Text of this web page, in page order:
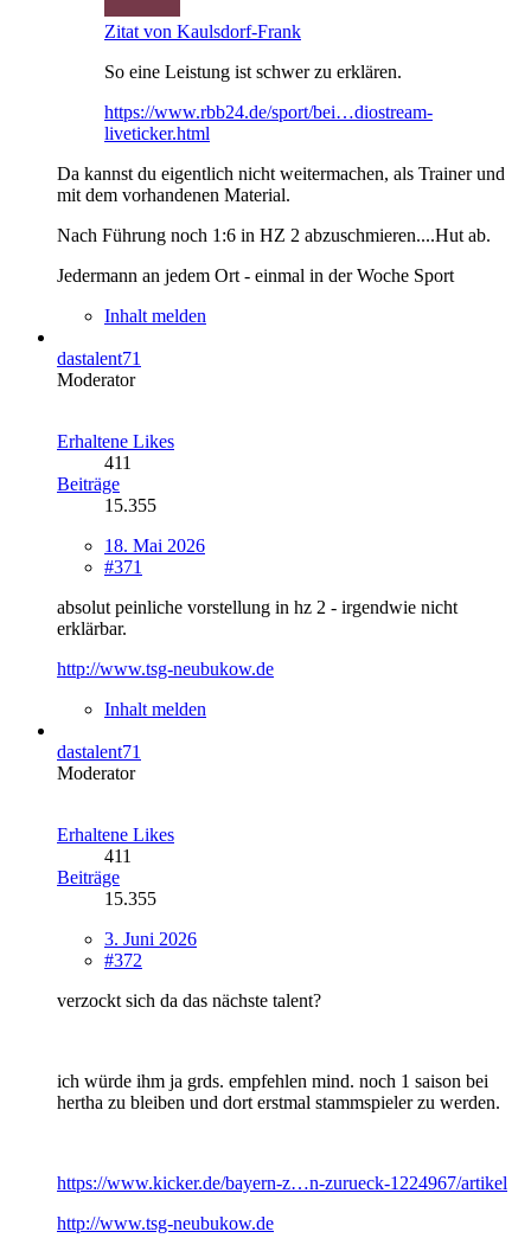
Zitat von Kaulsdorf-Frank
So eine Leistung ist schwer zu erklären.
https://www.rbb24.de/sport/bei…diostream-
liveticker.html
Da kannst du eigentlich nicht weitermachen, als Trainer und
mit dem vorhandenen Material.
Nach Führung noch 1:6 in HZ 2 abzuschmieren....Hut ab.
Jedermann an jedem Ort - einmal in der Woche Sport
Inhalt melden
dastalent71
Moderator
Erhaltene Likes
411
Beiträge
15.355
18. Mai 2026
#371
absolut peinliche vorstellung in hz 2 - irgendwie nicht
erklärbar.
http://www.tsg-neubukow.de
Inhalt melden
dastalent71
Moderator
Erhaltene Likes
411
Beiträge
15.355
3. Juni 2026
#372
verzockt sich da das nächste talent?
ich würde ihm ja grds. empfehlen mind. noch 1 saison bei
hertha zu bleiben und dort erstmal stammspieler zu werden.
https://www.kicker.de/bayern-z…n-zurueck-1224967/artikel
http://www.tsg-neubukow.de